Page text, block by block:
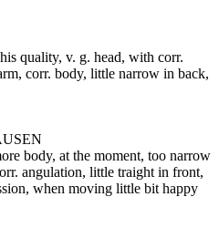
quality, v. g. head, with corr.
corr. body, little narrow in back,
body, at the moment, too narrow
angulation, little traight in front,
when moving little bit happy